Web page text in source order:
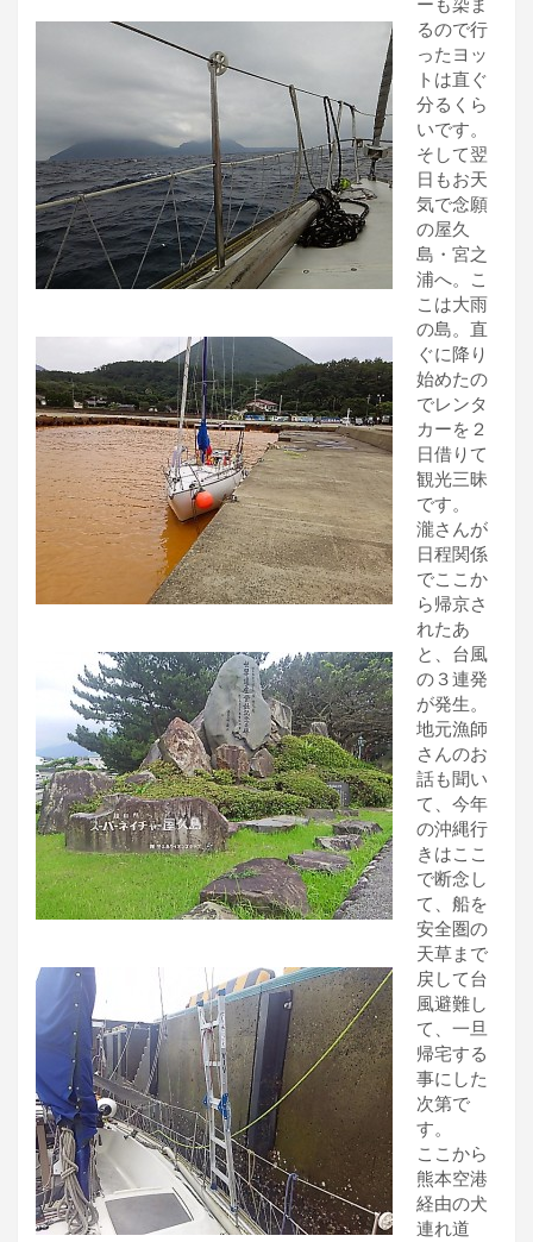
ーも染ま
るので行
ったヨッ
トは直ぐ
分るくら
いです。
そして翌
日もお天
気で念願
の屋久
島・宮之
浦へ。こ
こは大雨
の島。直
ぐに降り
始めたの
でレンタ
カーを２
日借りて
観光三昧
です。
瀧さんが
日程関係
でここか
ら帰京さ
れたあ
と、台風
の３連発
が発生。
地元漁師
さんのお
話も聞い
て、今年
の沖縄行
きはここ
で断念し
て、船を
安全圏の
天草まで
戻して台
風避難し
て、一旦
帰宅する
事にした
次第で
す。
ここから
熊本空港
経由の犬
連れ道